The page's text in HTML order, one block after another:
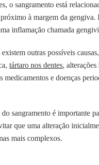
o sangramento está
próximo à margem da gengiva.
inflamação chamada
outras possíveis
tártaro nos dentes,
medicamentos e doenças
sangramento é importante
que uma alteração
mais complexos.